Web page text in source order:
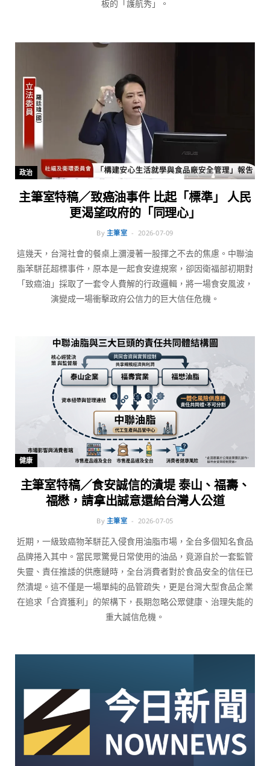
板的「護航秀」。
政治
主筆室特稿／致癌油事件 比起「標準」 人民
更渴望政府的「同理心」
By 主筆室 2026-07-09
這幾天，台灣社會的餐桌上瀰漫著一股揮之不去的焦慮。中聯油
脂苯駢芘超標事件，原本是一起食安違規案，卻因衛福部初期對
「致癌油」採取了一套令人費解的行政邏輯，將一場食安風波，
演變成一場衝擊政府公信力的巨大信任危機。
健康
主筆室特稿／食安誠信的潰堤 泰山、福壽、
福懋，請拿出誠意還給台灣人公道
By 主筆室 2026-07-05
近期，一級致癌物苯駢芘入侵食用油脂市場，全台多個知名食品
品牌捲入其中。當民眾驚覺日常使用的油品，竟源自於一套監管
失靈、責任推諉的供應鏈時，全台消費者對於食品安全的信任已
然潰堤。這不僅是一場單純的品管疏失，更是台灣大型食品企業
在追求「合資獲利」的架構下，長期忽略公眾健康、治理失能的
重大誠信危機。